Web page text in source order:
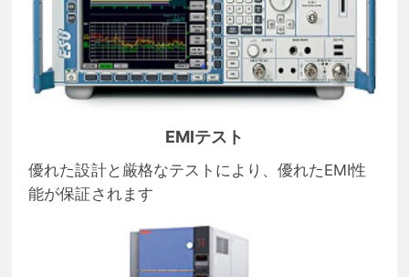
EMIテスト
優れた設計と厳格なテストにより、優れたEMI性
能が保証されます